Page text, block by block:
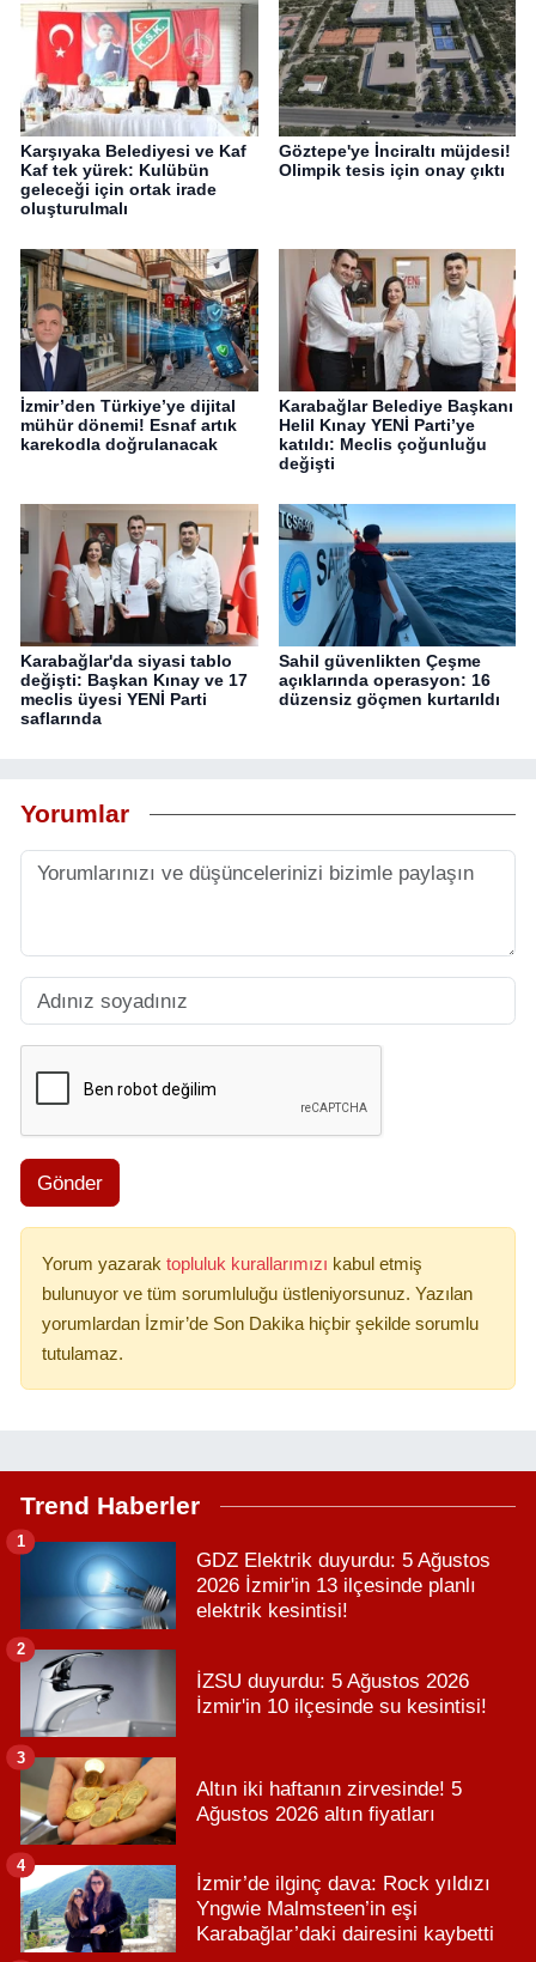
Karşıyaka Belediyesi ve Kaf
Kaf tek yürek: Kulübün
geleceği için ortak irade
oluşturulmalı
Göztepe'ye İnciraltı müjdesi!
Olimpik tesis için onay çıktı
İzmir’den Türkiye’ye dijital
mühür dönemi! Esnaf artık
karekodla doğrulanacak
Karabağlar Belediye Başkanı
Helil Kınay YENİ Parti’ye
katıldı: Meclis çoğunluğu
değişti
Karabağlar'da siyasi tablo
değişti: Başkan Kınay ve 17
meclis üyesi YENİ Parti
saflarında
Sahil güvenlikten Çeşme
açıklarında operasyon: 16
düzensiz göçmen kurtarıldı
Yorumlar
Gönder
Yorum yazarak topluluk kurallarımızı kabul etmiş
bulunuyor ve tüm sorumluluğu üstleniyorsunuz. Yazılan
yorumlardan İzmir’de Son Dakika hiçbir şekilde sorumlu
tutulamaz.
Trend Haberler
GDZ Elektrik duyurdu: 5 Ağustos
2026 İzmir'in 13 ilçesinde planlı
elektrik kesintisi!
1
İZSU duyurdu: 5 Ağustos 2026
İzmir'in 10 ilçesinde su kesintisi!
2
Altın iki haftanın zirvesinde! 5
Ağustos 2026 altın fiyatları
3
İzmir’de ilginç dava: Rock yıldızı
Yngwie Malmsteen’in eşi
Karabağlar’daki dairesini kaybetti
4